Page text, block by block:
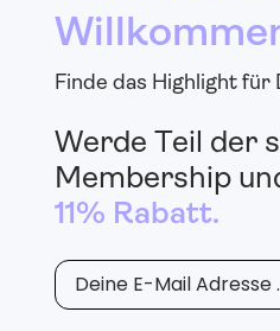
Finde das Highlight für
Werde Teil der
Membership
11% Rabatt.
E-Mail